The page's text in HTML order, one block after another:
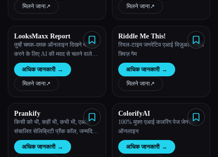
मिलने जाना↗︎ मिलने जाना↗︎
LooksMaxx Report
तुम्हेंं चमक-दमक ऑनलाइन दिखने में मदद
करने के लिए AI की मदद से चलने वाले
ऐप्लिकेशन
अधिक जानकारी →
मिलने जाना↗︎
Riddle Me This!
रियल-टाइम जनरेटिव एआई विज़ुअल रिडल
क्विज़ गेम
अधिक जानकारी →
मिलने जाना↗︎
Prankify
किसी को भी, कहीं भी, कभी भी, एआई-
संचालित सेलिब्रिटी प्रैंक कॉल, जन्मदिन
की शुभकामनाएं और बहुत कुछ भेजें।
अधिक जानकारी →
ColorifyAI
100% मुफ़्त एआई कलरिंग पेज जेनरेटर
ऑनलाइन
अधिक जानकारी →